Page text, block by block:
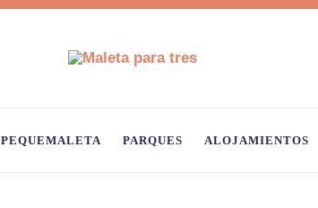
PEQUEMALETA PARQUES ALOJAMIENTOS